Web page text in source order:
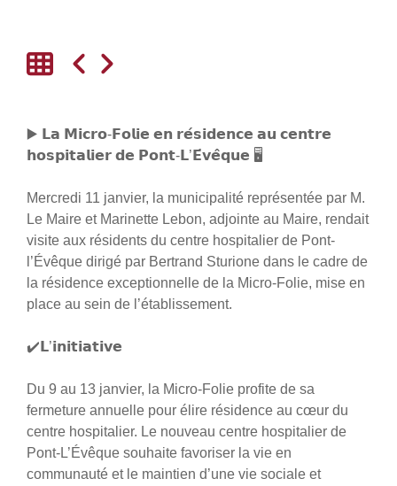
▶️ 𝗟𝗮 𝗠𝗶𝗰𝗿𝗼-𝗙𝗼𝗹𝗶𝗲 𝗲𝗻 𝗿𝗲́𝘀𝗶𝗱𝗲𝗻𝗰𝗲 𝗮𝘂 𝗰𝗲𝗻𝘁𝗿𝗲
𝗵𝗼𝘀𝗽𝗶𝘁𝗮𝗹𝗶𝗲𝗿 𝗱𝗲 𝗣𝗼𝗻𝘁-𝗟’𝗘́𝘃𝗲̂𝗾𝘂𝗲 🖥
Mercredi 11 janvier, la municipalité représentée par M.
Le Maire et Marinette Lebon, adjointe au Maire, rendait
visite aux résidents du centre hospitalier de Pont-
l’Évêque dirigé par Bertrand Sturione dans le cadre de
la résidence exceptionnelle de la Micro-Folie, mise en
place au sein de l’établissement.
✔️𝗟’𝗶𝗻𝗶𝘁𝗶𝗮𝘁𝗶𝘃𝗲
Du 9 au 13 janvier, la Micro-Folie profite de sa
fermeture annuelle pour élire résidence au cœur du
centre hospitalier. Le nouveau centre hospitalier de
Pont-L’Évêque souhaite favoriser la vie en
communauté et le maintien d’une vie sociale et